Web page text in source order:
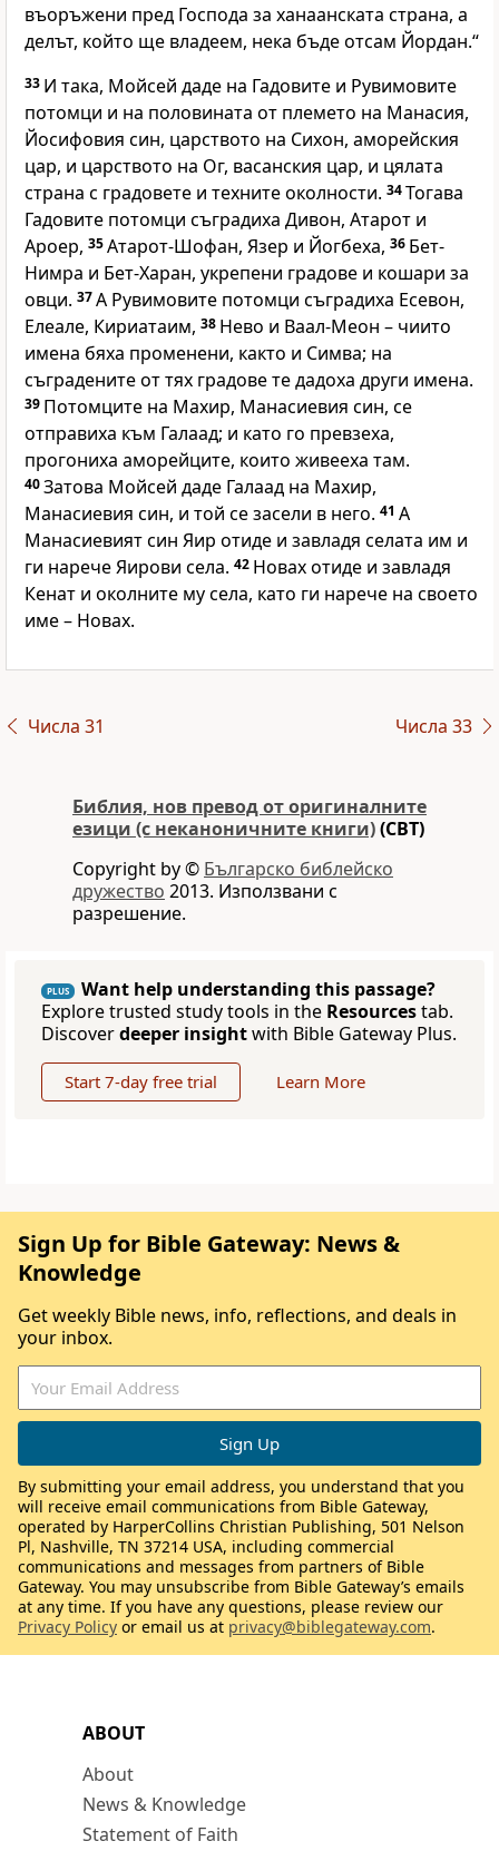
въоръжени пред Господа за ханаанската страна, а
делът, който ще владеем, нека бъде отсам Йордан.“
33 И така, Мойсей даде на Гадовите и Рувимовите
потомци и на половината от племето на Манасия,
Йосифовия син, царството на Сихон, аморейския
цар, и царството на Ог, васанския цар, и цялата
страна с градовете и техните околности. 34Тогава
Гадовите потомци съградиха Дивон, Атарот и
Ароер, 35Атарот-Шофан, Язер и Йогбеха, 36 Бет-
Нимра и Бет-Харан, укрепени градове и кошари за
овци. 37А Рувимовите потомци съградиха Есевон,
Елеале, Кириатаим, 38 Нево и Ваал-Меон – чиито
имена бяха променени, както и Симва; на
съградените от тях градове те дадоха други имена.
39 Потомците на Махир, Манасиевия син, се
отправиха към Галаад; и като го превзеха,
прогониха аморейците, които живееха там.
40Затова Мойсей даде Галаад на Махир,
Манасиевия син, и той се засели в него. 41 А
Манасиевият син Яир отиде и завладя селата им и
ги нарече Яирови села. 42 Новах отиде и завладя
Кенат и околните му села, като ги нарече на своето
име – Новах.
Числа 31 Числа 33
Библия, нов превод от оригиналните
езици (с неканоничните книги)(CBT)
Copyright by © Българско библейско
дружество 2013. Използвани с
разрешение.
PLUS
Want help understanding this passage?
Explore trusted study tools in the Resourcestab.
Discoverdeeper insightwith Bible Gateway Plus.
Start 7-day free trial Learn More
ABOUT
About
News & Knowledge
Statement of Faith
Sign Up for Bible Gateway: News &
Knowledge
Get weekly Bible news, info, reflections, and deals in
your inbox.
By submitting your email address, you understand that you
will receive email communications from Bible Gateway,
operated by HarperCollins Christian Publishing, 501 Nelson
Pl, Nashville, TN 37214 USA, including commercial
communications and messages from partners of Bible
Gateway. You may unsubscribe from Bible Gateway’s emails
at any time. If you have any questions, please review our
Privacy Policy or email us at privacy@biblegateway.com.